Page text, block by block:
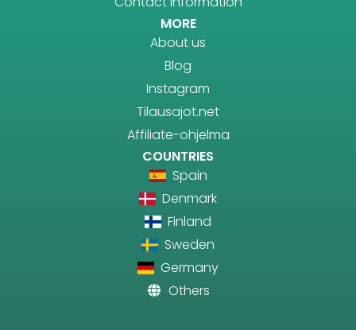
MORE
About us
Blog
Instagram
Tilausajot.net
Affiliate-ohjelma
COUNTRIES
Spain
Denmark
Finland
Sweden
Germany
Others